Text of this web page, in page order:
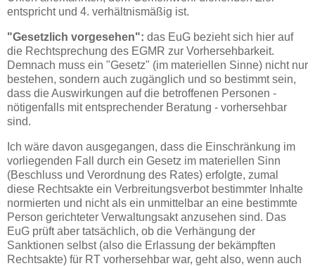
entspricht und 4. verhältnismäßig ist.
"Gesetzlich vorgesehen": das EuG bezieht sich hier auf
die Rechtsprechung des EGMR zur Vorhersehbarkeit.
Demnach muss ein "Gesetz" (im materiellen Sinne) nicht nur
bestehen, sondern auch zugänglich und so bestimmt sein,
dass die Auswirkungen auf die betroffenen Personen -
nötigenfalls mit entsprechender Beratung - vorhersehbar
sind.
Ich wäre davon ausgegangen, dass die Einschränkung im
vorliegenden Fall durch ein Gesetz im materiellen Sinn
(Beschluss und Verordnung des Rates) erfolgte, zumal
diese Rechtsakte ein Verbreitungsverbot bestimmter Inhalte
normierten und nicht als ein unmittelbar an eine bestimmte
Person gerichteter Verwaltungsakt anzusehen sind. Das
EuG prüft aber tatsächlich, ob die Verhängung der
Sanktionen selbst (also die Erlassung der bekämpften
Rechtsakte) für RT vorhersehbar war, geht also, wenn auch